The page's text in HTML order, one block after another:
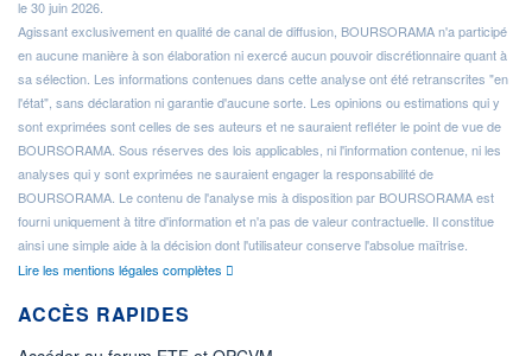
le 30 juin 2026.
Agissant exclusivement en qualité de canal de diffusion, BOURSORAMA n'a participé
en aucune manière à son élaboration ni exercé aucun pouvoir discrétionnaire quant à
sa sélection. Les informations contenues dans cette analyse ont été retranscrites "en
l'état", sans déclaration ni garantie d'aucune sorte. Les opinions ou estimations qui y
sont exprimées sont celles de ses auteurs et ne sauraient refléter le point de vue de
BOURSORAMA. Sous réserves des lois applicables, ni l'information contenue, ni les
analyses qui y sont exprimées ne sauraient engager la responsabilité de
BOURSORAMA. Le contenu de l'analyse mis à disposition par BOURSORAMA est
fourni uniquement à titre d'information et n'a pas de valeur contractuelle. Il constitue
ainsi une simple aide à la décision dont l'utilisateur conserve l'absolue maîtrise.
Lire les mentions légales complètes
ACCÈS RAPIDES